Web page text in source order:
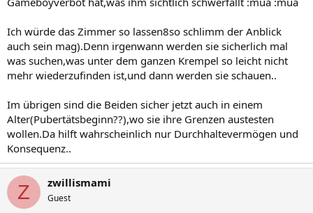
Ich würde das Zimmer so lassen8so schlimm der Anblick
auch sein mag).Denn irgenwann werden sie sicherlich mal
was suchen,was unter dem ganzen Krempel so leicht nicht
mehr wiederzufinden ist,und dann werden sie schauen..
Im übrigen sind die Beiden sicher jetzt auch in einem
Alter(Pubertätsbeginn??),wo sie ihre Grenzen austesten
wollen.Da hilft wahrscheinlich nur Durchhaltevermögen und
Konsequenz..
Z zwillismami
Guest